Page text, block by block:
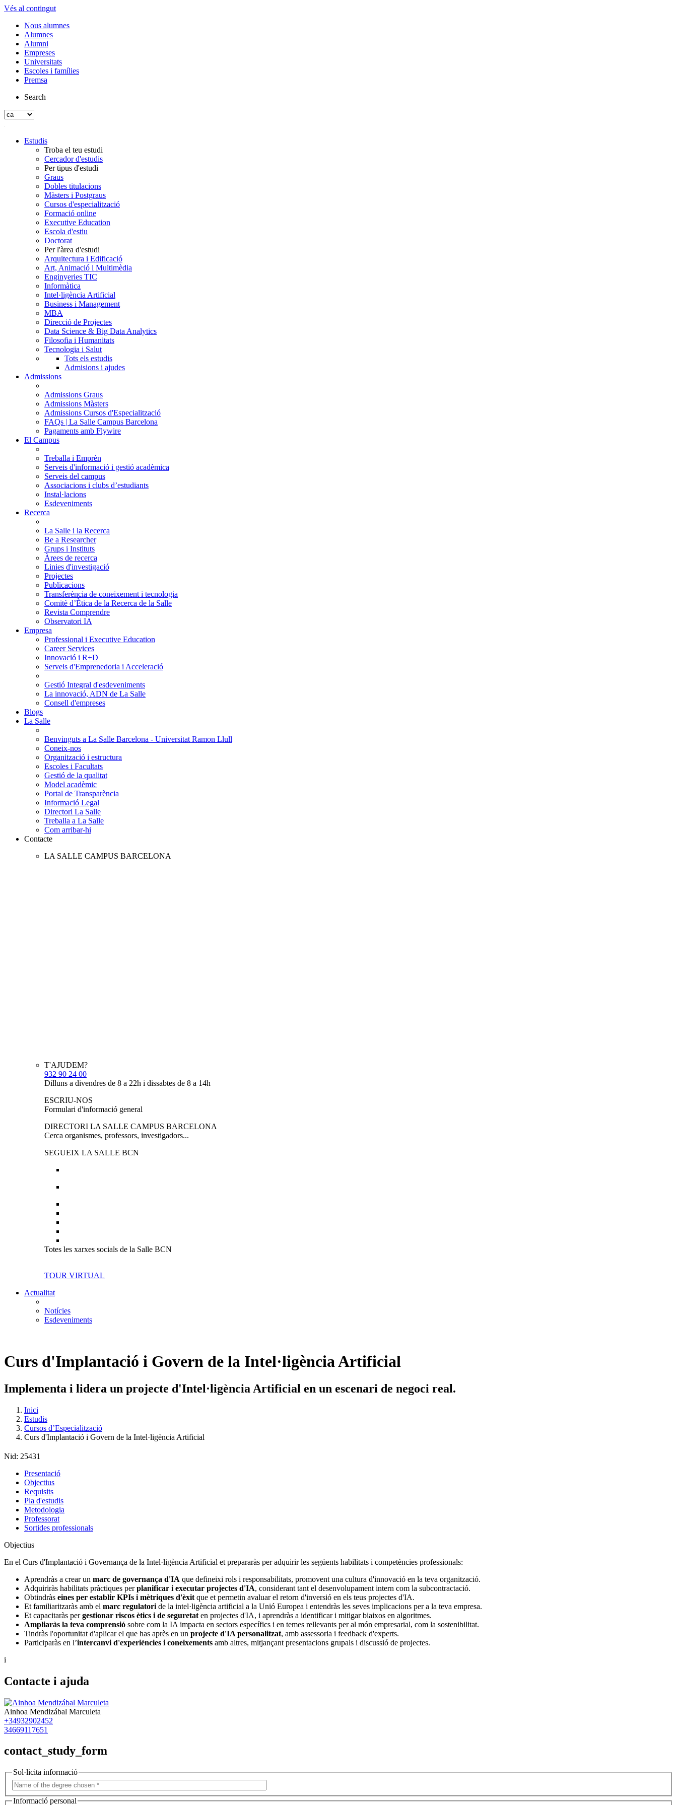
Vés al contingut
Nous alumnes
Alumnes
Alumni
Empreses
Universitats
Escoles i famílies
Premsa
Search
Estudis
Troba el teu estudi
Cercador d'estudis
Per tipus d'estudi
Graus
Dobles titulacions
Màsters i Postgraus
Cursos d'especialització
Formació online
Executive Education
Escola d'estiu
Doctorat
Per l'àrea d'estudi
Arquitectura i Edificació
Art, Animació i Multimèdia
Enginyeries TIC
Informàtica
Intel·ligència Artificial
Business i Management
MBA
Direcció de Projectes
Data Science & Big Data Analytics
Filosofia i Humanitats
Tecnologia i Salut
Tots els estudis
Admisions i ajudes
Admissions
Admissions Graus
Admissions Màsters
Admissions Cursos d'Especialització
FAQs | La Salle Campus Barcelona
Pagaments amb Flywire
El Campus
Treballa i Emprèn
Serveis d'informació i gestió acadèmica
Serveis del campus
Associacions i clubs d’estudiants
Instal·lacions
Esdeveniments
Recerca
La Salle i la Recerca
Be a Researcher
Grups i Instituts
Àrees de recerca
Linies d'investigació
Projectes
Publicacions
Transferència de coneixement i tecnologia
Comitè d’Ètica de la Recerca de la Salle
Revista Comprendre
Observatori IA
Empresa
Professional i Executive Education
Career Services
Innovació i R+D
Serveis d'Emprenedoria i Acceleració
Gestió Integral d'esdeveniments
La innovació, ADN de La Salle
Consell d'empreses
Blogs
La Salle
Benvinguts a La Salle Barcelona - Universitat Ramon Llull
Coneix-nos
Organització i estructura
Escoles i Facultats
Gestió de la qualitat
Model acadèmic
Portal de Transparència
Informació Legal
Directori La Salle
Treballa a La Salle
Com arribar-hi
Contacte
LA SALLE CAMPUS BARCELONA
T'AJUDEM?
932 90 24 00
Dilluns a divendres de 8 a 22h i dissabtes de 8 a 14h
ESCRIU-NOS
Formulari d'informació general
DIRECTORI LA SALLE CAMPUS BARCELONA
Cerca organismes, professors, investigadors...
SEGUEIX LA SALLE BCN
Totes les xarxes socials de la Salle BCN
TOUR VIRTUAL
Actualitat
Notícies
Esdeveniments
Curs d'Implantació i Govern de la Intel·ligència Artificial
Implementa i lidera un projecte d'Intel·ligència Artificial en un escenari de negoci real.
Inici
Estudis
Cursos d’Especialització
Curs d'Implantació i Govern de la Intel·ligència Artificial
Nid: 25431
Presentació
Objectius
Requisits
Pla d'estudis
Metodologia
Professorat
Sortides professionals
Objectius
En el Curs d'Implantació i Governança de la Intel·ligència Artificial et prepararàs per adquirir les següents habilitats i competències professionals:
Aprendràs a crear un marc de governança d'IA que defineixi rols i responsabilitats, promovent una cultura d'innovació en la teva organització.
Adquiriràs habilitats pràctiques perplanificar i executar projectes d'IA, considerant tant el desenvolupament intern com la subcontractació.
Obtindràs eines per establir KPIs i mètriques d'èxit que et permetin avaluar el retorn d'inversió en els teus projectes d'IA.
Et familiaritzaràs amb el marc regulatori de la intel·ligència artificial a la Unió Europea i entendràs les seves implicacions per a la teva empresa.
Et capacitaràs pergestionar riscos ètics i de seguretat en projectes d'IA, i aprendràs a identificar i mitigar biaixos en algoritmes.
Ampliaràs la teva comprensió sobre com la IA impacta en sectors específics i en temes rellevants per al món empresarial, com la sostenibilitat.
Tindràs l'oportunitat d'aplicar el que has après en un projecte d'IA personalitzat, amb assessoria i feedback d'experts.
Participaràs en l’intercanvi d'experiències i coneixements amb altres, mitjançant presentacions grupals i discussió de projectes.
i
Contacte i ajuda
Ainhoa Mendizábal Marculeta
+34932902452
34669117651
contact_study_form
Sol·licita informació
Informació personal